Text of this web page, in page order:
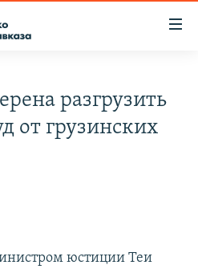
разгрузить
от грузинских
юстиции Теи